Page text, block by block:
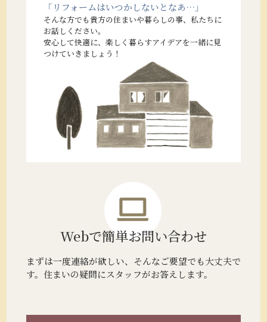
「リフォームはいつかしないとなあ…」
そんな方でも貴方の住まいや暮らしの事、私たちに
お話しください。
安心して快適に、楽しく暮らすアイデアを一緒に見
つけていきましょう！
Webで簡単お問い合わせ
まずは一度連絡が欲しい、そんなご要望でも大丈夫で
す。住まいの疑問にスタッフがお答えします。